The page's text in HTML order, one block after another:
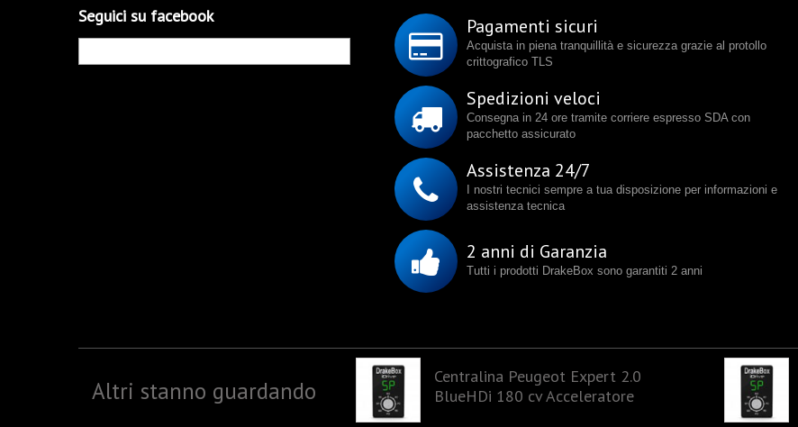
Seguici su facebook Pagamenti sicuri
Acquista in piena tranquillità e sicurezza grazie al protollo
crittografico TLS
Spedizioni veloci
Consegna in 24 ore tramite corriere espresso SDA con
pacchetto assicurato
Assistenza 24/7
I nostri tecnici sempre a tua disposizione per informazioni e
assistenza tecnica
2 anni di Garanzia
Tutti i prodotti DrakeBox sono garantiti 2 anni
Altri stanno guardando
Centralina Peugeot Expert 2.0
BlueHDi 180 cv Acceleratore